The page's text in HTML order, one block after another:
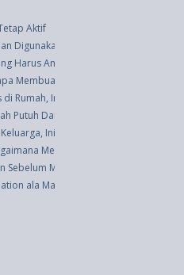
Aktif
Digunakan? Kami Meminta Pakar
Harus Anda Ketahui
Membuatnya Kering
Rumah, Ini Tipsnya!
Putuh Dari Hubungan yang Sudah
Ini Aturannya
Mengenalinya
Sebelum Membuka Toko Online
ala Margot Robbie